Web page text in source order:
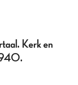
Kerk en